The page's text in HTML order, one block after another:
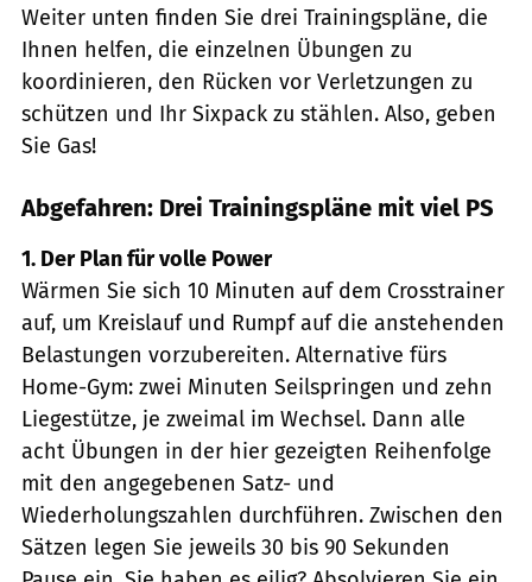
Weiter unten finden Sie drei Trainingspläne, die
Ihnen helfen, die einzelnen Übungen zu
koordinieren, den Rücken vor Verletzungen zu
schützen und Ihr Sixpack zu stählen. Also, geben
Sie Gas!
Abgefahren: Drei Trainingspläne mit viel PS
1. Der Plan für volle Power
Wärmen Sie sich 10 Minuten auf dem Crosstrainer
auf, um Kreislauf und Rumpf auf die anstehenden
Belastungen vorzubereiten. Alternative fürs
Home-Gym: zwei Minuten Seilspringen und zehn
Liegestütze, je zweimal im Wechsel. Dann alle
acht Übungen in der hier gezeigten Reihenfolge
mit den angegebenen Satz- und
Wiederholungszahlen durchführen. Zwischen den
Sätzen legen Sie jeweils 30 bis 90 Sekunden